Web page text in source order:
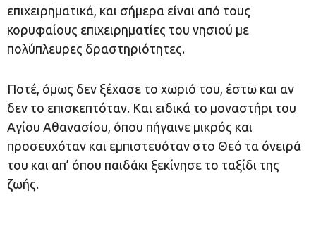
επιχειρηματικά, και σήμερα είναι από τους
κορυφαίους επιχειρηματίες του νησιού με
πολύπλευρες δραστηριότητες.
Ποτέ, όμως δεν ξέχασε το χωριό του, έστω και αν
δεν το επισκεπτόταν. Και ειδικά το μοναστήρι του
Αγίου Αθανασίου, όπου πήγαινε μικρός και
προσευχόταν και εμπιστευόταν στο Θεό τα όνειρά
του και απ’ όπου παιδάκι ξεκίνησε το ταξίδι της
ζωής.